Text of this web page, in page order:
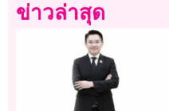
ข่าวล่าสุด